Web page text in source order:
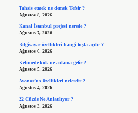
Tahsis etmek ne demek Tefsir ?
Ağustos 8, 2026
Kanal İstanbul projesi nerede ?
Ağustos 7, 2026
Bilgisayar özellikleri hangi tuşla açılır ?
Ağustos 6, 2026
Kelimede kök ne anlama gelir ?
Ağustos 5, 2026
Avanos’un özellikleri nelerdir ?
Ağustos 4, 2026
22 Cüzde Ne Anlatılıyor ?
Ağustos 3, 2026